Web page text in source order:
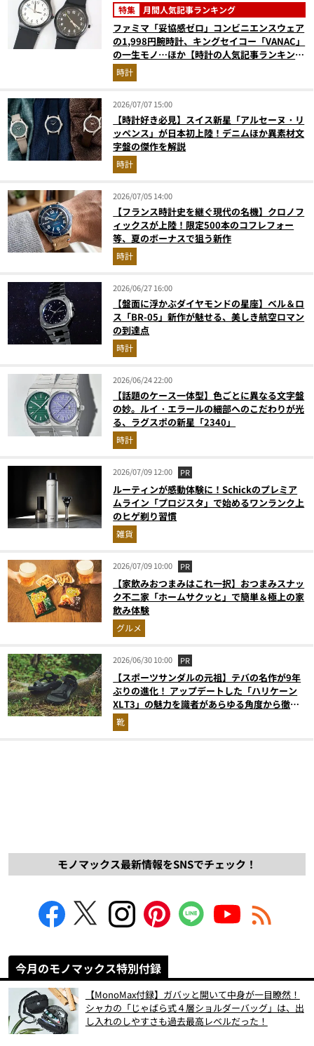
特集 月間人気記事ランキング
ファミマ「妥協感ゼロ」コンビニエンスウェア
の1,998円腕時計、キングセイコー「VANAC」
の一生モノ…ほか【時計の人気記事ランキング
ベスト3】（2026年6月版）
時計
2026/07/07 15:00
【時計好き必見】スイス新星「アルセーヌ・リ
ッペンス」が日本初上陸！デニムほか異素材文
字盤の傑作を解説
時計
2026/07/05 14:00
【フランス時計史を継ぐ現代の名機】クロノフ
ィックスが上陸！限定500本のコフレフォー
等、夏のボーナスで狙う新作
時計
2026/06/27 16:00
【盤面に浮かぶダイヤモンドの星座】ベル＆ロ
ス「BR-05」新作が魅せる、美しき航空ロマン
の到達点
時計
2026/06/24 22:00
【話題のケース一体型】色ごとに異なる文字盤
の妙。ルイ・エラールの細部へのこだわりが光
る、ラグスポの新星「2340」
時計
2026/07/09 12:00 PR
ルーティンが感動体験に！Schickのプレミア
ムライン「プロジスタ」で始めるワンランク上
のヒゲ剃り習慣
雑貨
2026/07/09 10:00 PR
【家飲みおつまみはこれ一択】おつまみスナッ
ク不二家「ホームサクッと」で簡単＆極上の家
飲み体験
グルメ
2026/06/30 10:00 PR
【スポーツサンダルの元祖】テバの名作が9年
ぶりの進化！ アップデートした「ハリケーン
XLT3」の魅力を識者があらゆる角度から徹底
解説！
靴
モノマックス最新情報をSNSでチェック！
今月のモノマックス特別付録
【MonoMax付録】ガバッと開いて中身が一目瞭然！
シャカの「じゃばら式４層ショルダーバッグ」は、出
し入れのしやすさも過去最高レベルだった！